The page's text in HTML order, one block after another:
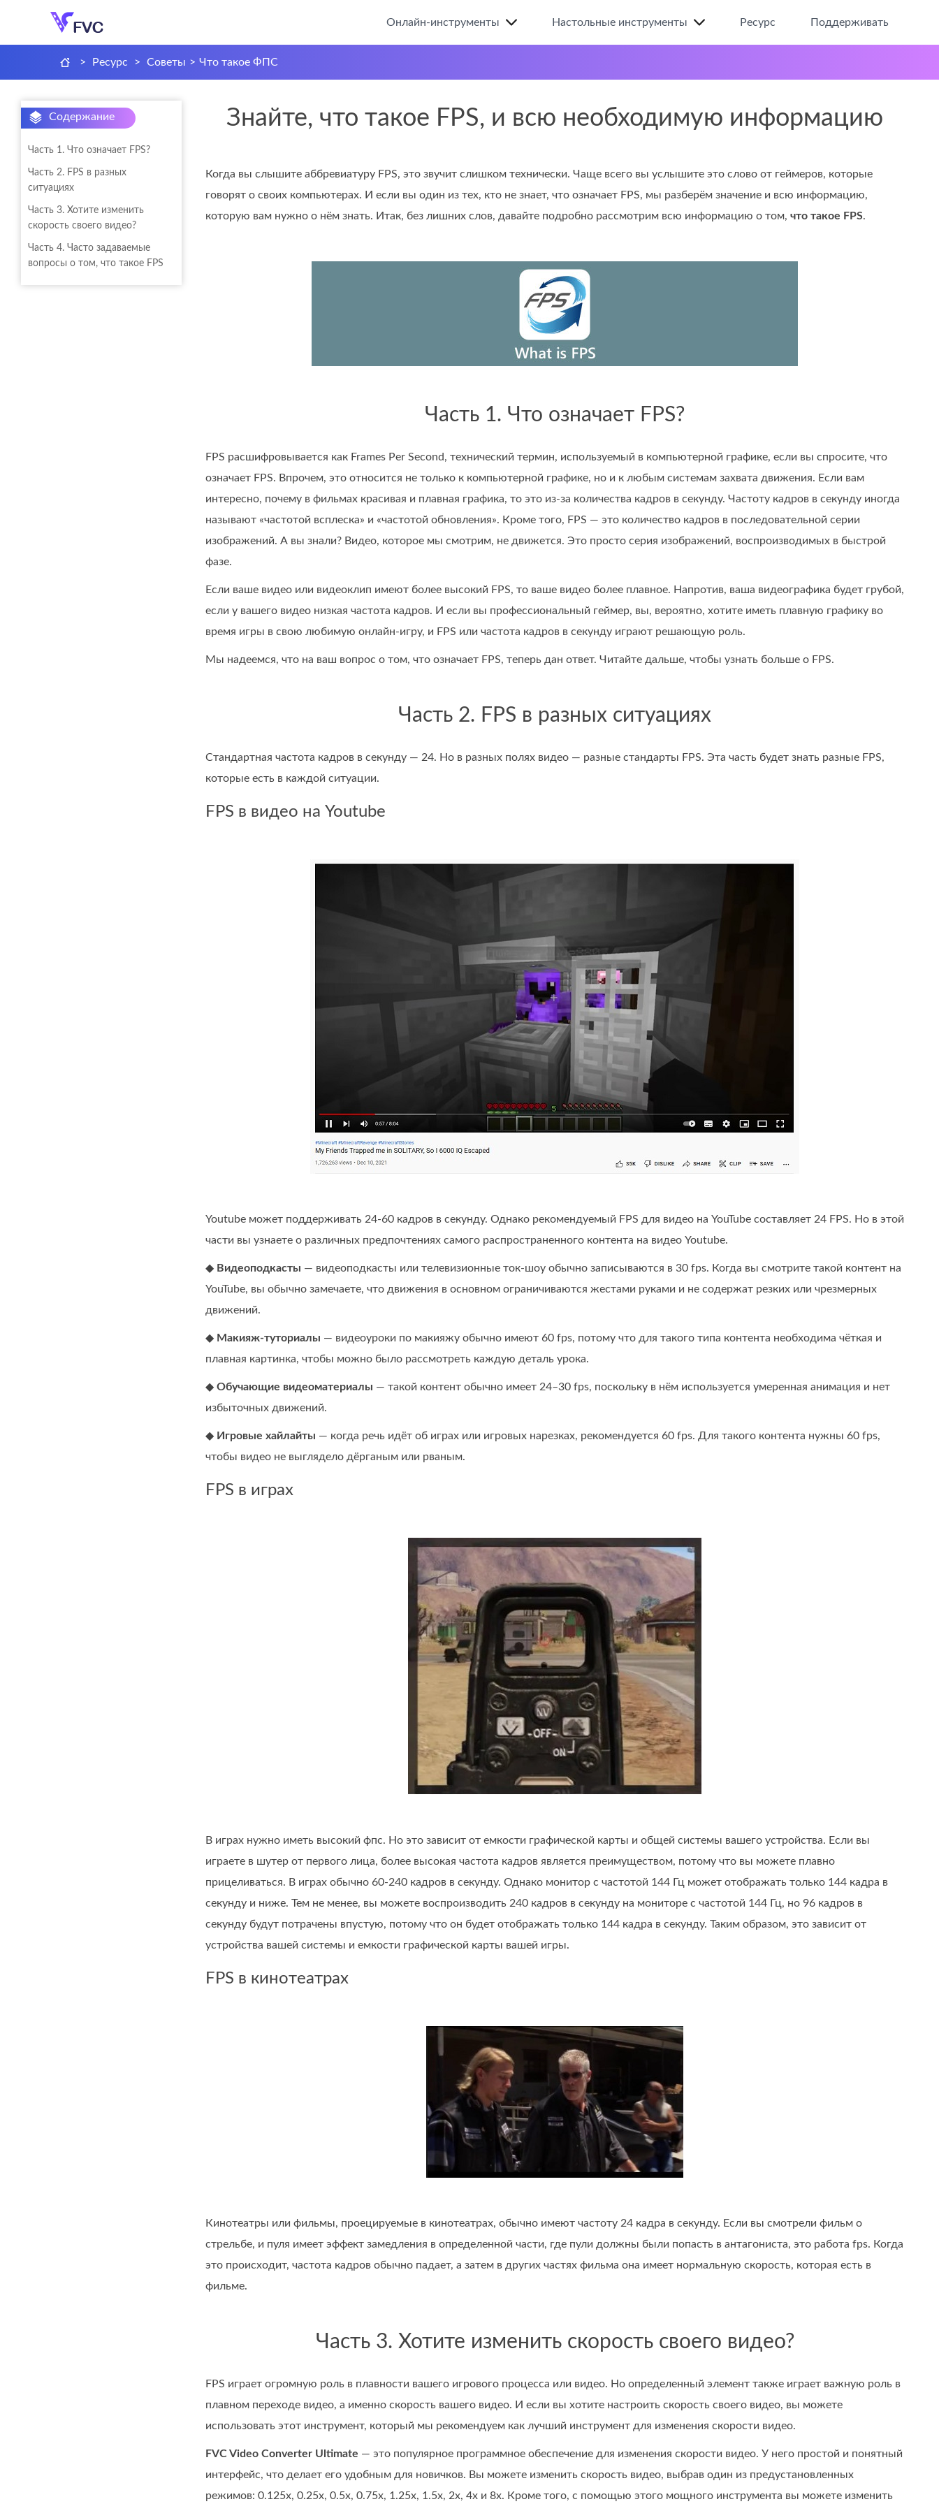
Онлайн-инструменты Настольные инструменты Ресурс Поддерживать
> Ресурс > Советы > Что такое ФПС
Содержание
Часть 1. Что означает FPS?
Часть 2. FPS в разных
ситуациях
Часть 3. Хотите изменить
скорость своего видео?
Часть 4. Часто задаваемые
вопросы о том, что такое FPS
Знайте, что такое FPS, и всю необходимую информацию
Когда вы слышите аббревиатуру FPS, это звучит слишком технически. Чаще всего вы услышите это слово от геймеров, которые
говорят о своих компьютерах. И если вы один из тех, кто не знает, что означает FPS, мы разберём значение и всю информацию,
которую вам нужно о нём знать. Итак, без лишних слов, давайте подробно рассмотрим всю информацию о том, что такое FPS.
Часть 1. Что означает FPS?
FPS расшифровывается как Frames Per Second, технический термин, используемый в компьютерной графике, если вы спросите, что
означает FPS. Впрочем, это относится не только к компьютерной графике, но и к любым системам захвата движения. Если вам
интересно, почему в фильмах красивая и плавная графика, то это из-за количества кадров в секунду. Частоту кадров в секунду иногда
называют «частотой всплеска» и «частотой обновления». Кроме того, FPS — это количество кадров в последовательной серии
изображений. А вы знали? Видео, которое мы смотрим, не движется. Это просто серия изображений, воспроизводимых в быстрой
фазе.
Если ваше видео или видеоклип имеют более высокий FPS, то ваше видео более плавное. Напротив, ваша видеографика будет грубой,
если у вашего видео низкая частота кадров. И если вы профессиональный геймер, вы, вероятно, хотите иметь плавную графику во
время игры в свою любимую онлайн-игру, и FPS или частота кадров в секунду играют решающую роль.
Мы надеемся, что на ваш вопрос о том, что означает FPS, теперь дан ответ. Читайте дальше, чтобы узнать больше о FPS.
Часть 2. FPS в разных ситуациях
Стандартная частота кадров в секунду — 24. Но в разных полях видео — разные стандарты FPS. Эта часть будет знать разные FPS,
которые есть в каждой ситуации.
FPS в видео на Youtube
Youtube может поддерживать 24-60 кадров в секунду. Однако рекомендуемый FPS для видео на YouTube составляет 24 FPS. Но в этой
части вы узнаете о различных предпочтениях самого распространенного контента на видео Youtube.
◆ Видеоподкасты — видеоподкасты или телевизионные ток‑шоу обычно записываются в 30 fps. Когда вы смотрите такой контент на
YouTube, вы обычно замечаете, что движения в основном ограничиваются жестами руками и не содержат резких или чрезмерных
движений.
◆ Макияж‑туториалы — видеоуроки по макияжу обычно имеют 60 fps, потому что для такого типа контента необходима чёткая и
плавная картинка, чтобы можно было рассмотреть каждую деталь урока.
◆ Обучающие видеоматериалы — такой контент обычно имеет 24–30 fps, поскольку в нём используется умеренная анимация и нет
избыточных движений.
◆ Игровые хайлайты — когда речь идёт об играх или игровых нарезках, рекомендуется 60 fps. Для такого контента нужны 60 fps,
чтобы видео не выглядело дёрганым или рваным.
FPS в играх
В играх нужно иметь высокий фпс. Но это зависит от емкости графической карты и общей системы вашего устройства. Если вы
играете в шутер от первого лица, более высокая частота кадров является преимуществом, потому что вы можете плавно
прицеливаться. В играх обычно 60-240 кадров в секунду. Однако монитор с частотой 144 Гц может отображать только 144 кадра в
секунду и ниже. Тем не менее, вы можете воспроизводить 240 кадров в секунду на мониторе с частотой 144 Гц, но 96 кадров в
секунду будут потрачены впустую, потому что он будет отображать только 144 кадра в секунду. Таким образом, это зависит от
устройства вашей системы и емкости графической карты вашей игры.
FPS в кинотеатрах
Кинотеатры или фильмы, проецируемые в кинотеатрах, обычно имеют частоту 24 кадра в секунду. Если вы смотрели фильм о
стрельбе, и пуля имеет эффект замедления в определенной части, где пули должны были попасть в антагониста, это работа fps. Когда
это происходит, частота кадров обычно падает, а затем в других частях фильма она имеет нормальную скорость, которая есть в
фильме.
Часть 3. Хотите изменить скорость своего видео?
FPS играет огромную роль в плавности вашего игрового процесса или видео. Но определенный элемент также играет важную роль в
плавном переходе видео, а именно скорость вашего видео. И если вы хотите настроить скорость своего видео, вы можете
использовать этот инструмент, который мы рекомендуем как лучший инструмент для изменения скорости видео.
FVC Video Converter Ultimate — это популярное программное обеспечение для изменения скорости видео. У него простой и понятный
интерфейс, что делает его удобным для новичков. Вы можете изменить скорость видео, выбрав один из предустановленных
режимов: 0.125x, 0.25x, 0.5x, 0.75x, 1.25x, 1.5x, 2x, 4x и 8x. Кроме того, с помощью этого мощного инструмента вы можете изменить